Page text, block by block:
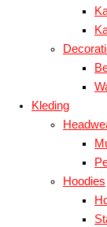
Kleding
Hoodies